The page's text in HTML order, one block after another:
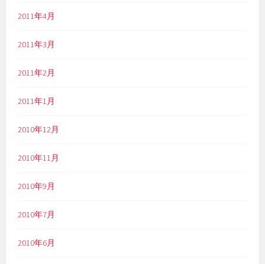
2011年4月
2011年3月
2011年2月
2011年1月
2010年12月
2010年11月
2010年9月
2010年7月
2010年6月